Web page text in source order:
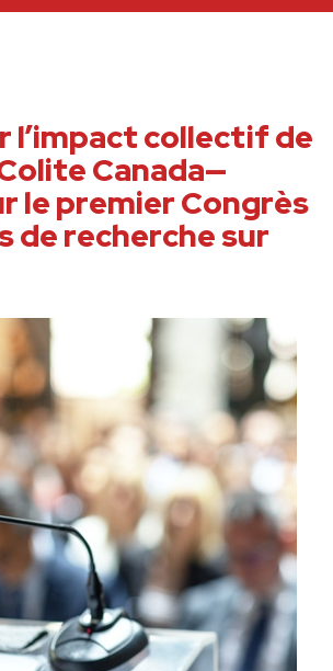
l’impact collectif de
Canada—
le premier Congrès
de recherche sur